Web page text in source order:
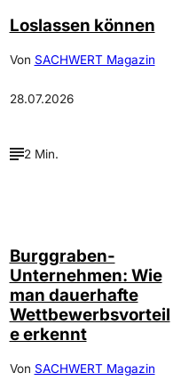
Loslassen können
Von SACHWERT Magazin
28.07.2026
2 Min.
Burggraben-
Unternehmen: Wie
man dauerhafte
Wettbewerbsvorteil
e erkennt
Von SACHWERT Magazin